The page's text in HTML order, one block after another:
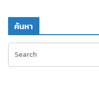
ค้นหา